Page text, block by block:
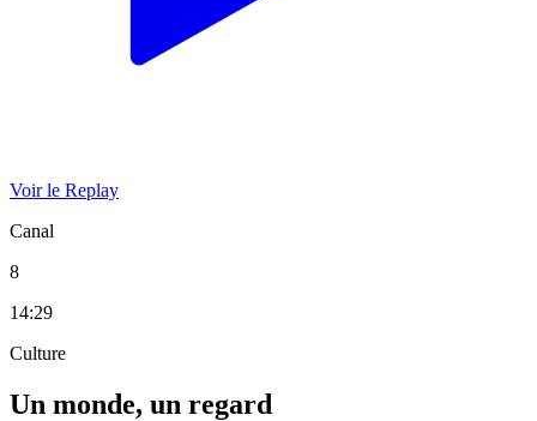
Voir le Replay
Canal
8
14:29
Culture
Un monde, un regard